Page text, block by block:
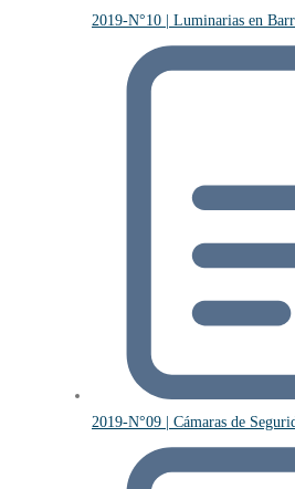
2019-N°10 | Luminarias en
2019-N°09 | Cámaras de